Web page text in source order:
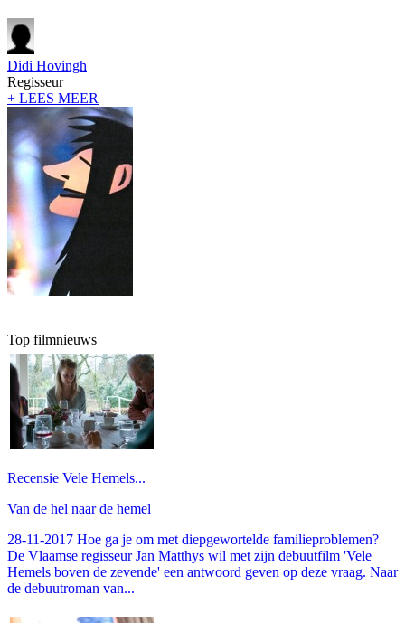
Didi Hovingh
Regisseur
+ LEES MEER
Top filmnieuws
Recensie Vele Hemels...
Van de hel naar de hemel
28-11-2017 Hoe ga je om met diepgewortelde familieproblemen?
De Vlaamse regisseur Jan Matthys wil met zijn debuutfilm 'Vele
Hemels boven de zevende' een antwoord geven op deze vraag. Naar
de debuutroman van...